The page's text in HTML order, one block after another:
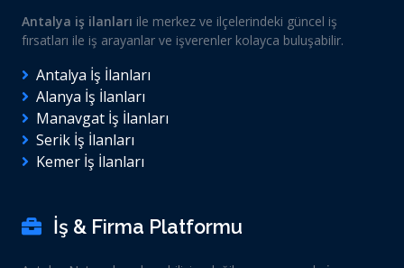
Antalya iş ilanları ile merkez ve ilçelerindeki güncel iş
fırsatları ile iş arayanlar ve işverenler kolayca buluşabilir.
Antalya İş İlanları
Alanya İş İlanları
Manavgat İş İlanları
Serik İş İlanları
Kemer İş İlanları
İş & Firma Platformu